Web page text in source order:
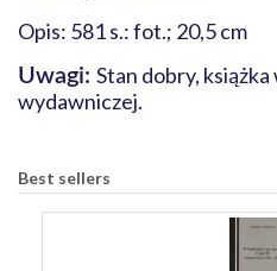
Opis: 581 s.: fot.; 20,5 cm
Uwagi: Stan dobry,
wydawniczej.
Best sellers